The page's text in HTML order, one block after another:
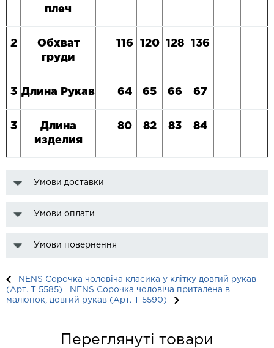
плеч
2
Обхват
груди
116 120 128 136
3 Длина Рукав 64 65 66 67
3
Длина
изделия
80 82 83 84
Умови доставки
Умови оплати
Умови повернення
NENS Сорочка чоловіча класика у клітку довгий рукав
(Арт. T 5585)
NENS Сорочка чоловіча приталена в
малюнок, довгий рукав (Арт. T 5590)
Переглянуті товари